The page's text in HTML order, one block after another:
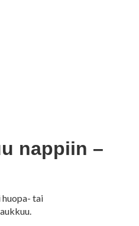
nappiin –
tai